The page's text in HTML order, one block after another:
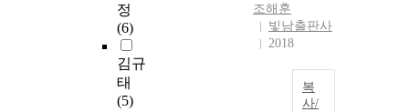
정
(6)
김규
태
(5)
조해훈
빛남출판사
2018
복
사/